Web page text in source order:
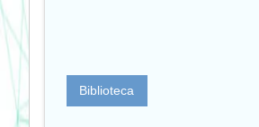
Biblioteca